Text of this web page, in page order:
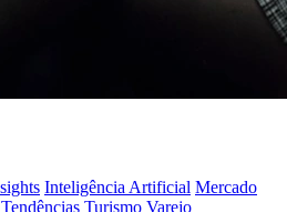
Inteligência Artificial Mercado
Tendências Turismo Varejo